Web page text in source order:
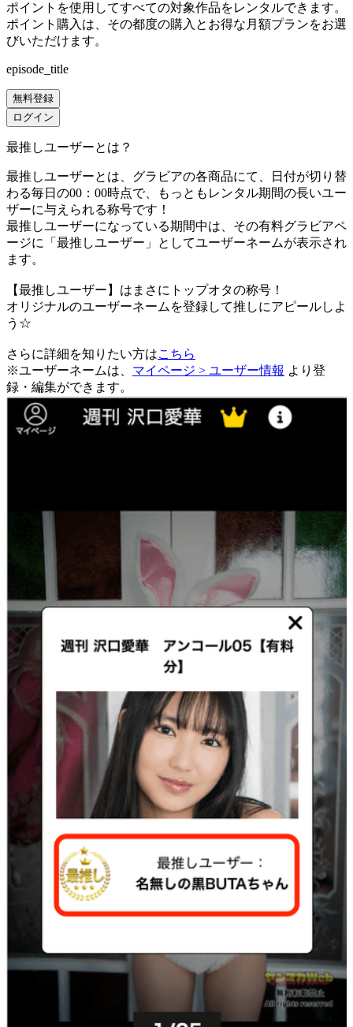
ポイントを使用してすべての対象作品をレンタルできます。
ポイント購入は、その都度の購入とお得な月額プランをお選
びいただけます。
episode_title
無料登録
ログイン
最推しユーザーとは？
最推しユーザーとは、グラビアの各商品にて、日付が切り替
わる毎日の00：00時点で、
もっともレンタル期間の長いユー
ザーに与えられる称号です！
最推しユーザーになっている期間中は、 その有料グラビアペ
ージに「最推しユーザー」としてユーザーネームが表示され
ます。
【最推しユーザー】はまさにトップオタの称号！
オリジナルのユーザーネームを登録して推しにアピールしよ
う☆
さらに詳細を知りたい方はこちら
※ユーザーネームは、 マイページ > ユーザー情報 より登
録・編集ができます。